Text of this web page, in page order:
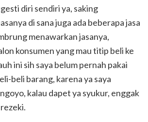
diri sendiri ya, saking
di sana juga ada beberapa jasa
menawarkan jasanya,
konsumen yang mau titip beli ke
ini sih saya belum pernah pakai
beli barang, karena ya saya
kalau dapet ya syukur, enggak